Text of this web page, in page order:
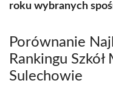
roku wybranych
Porównanie
Rankingu
Sulechowie